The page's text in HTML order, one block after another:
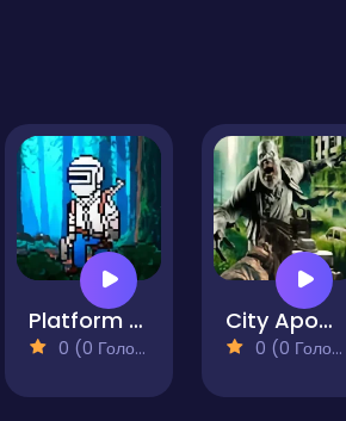
Platform Shooter
0 (0 Голосів)
City Apocalypse Zombies Invasion
0 (0 Голосів)